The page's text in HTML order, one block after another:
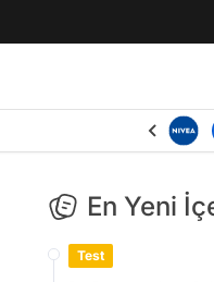
En Yeni
Test